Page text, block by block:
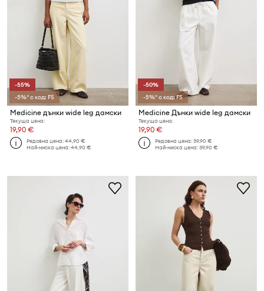
-55%
-5%* с код: FS
Medicine дънки wide leg дамски
Текуща цена:
19,90 €
Редовна цена:44,90 €
Най-ниска цена:44,90 €
-50%
-5%* с код: FS
Medicine Дънки wide leg дамски
Текуща цена:
19,90 €
Редовна цена:39,90 €
Най-ниска цена:39,90 €